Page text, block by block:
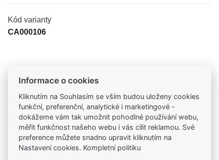
Kód varianty
CA000106
Už od roku 2001 jsme součástí vašich příběhů
Široký výběr produktů
Na našem e-shopu máte výběr z tisíců šperků
Garance vysoké kvality
Informace o cookies
Kliknutím na Souhlasím se vším budou uloženy cookies
funkční, preferenční, analytické i marketingové -
dokážeme vám tak umožnit pohodlné používání webu,
měřit funkčnost našeho webu i vás cílit reklamou. Své
preference můžete snadno upravit kliknutím na
Nastavení cookies. Kompletní politiku